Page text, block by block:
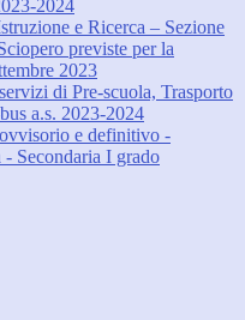
2024
e Ricerca – Sezione
previste per la
2023
di Pre-scuola, Trasporto
a.s. 2023-2024
e definitivo -
Secondaria I grado